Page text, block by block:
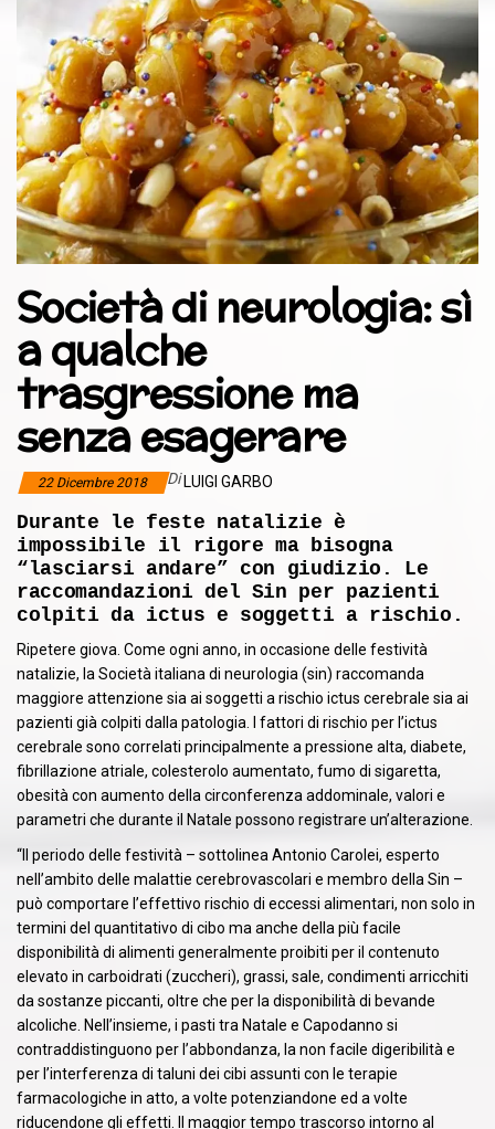
Società di neurologia: sì
a qualche
trasgressione ma
senza esagerare
22 Dicembre 2018 DiLUIGI GARBO
Durante le feste natalizie è
impossibile il rigore ma bisogna
“lasciarsi andare” con giudizio. Le
raccomandazioni del Sin per pazienti
colpiti da ictus e soggetti a rischio.
Ripetere giova. Come ogni anno, in occasione delle festività
natalizie, la Società italiana di neurologia (sin) raccomanda
maggiore attenzione sia ai soggetti a rischio ictus cerebrale sia ai
pazienti già colpiti dalla patologia. I fattori di rischio per l’ictus
cerebrale sono correlati principalmente a pressione alta, diabete,
fibrillazione atriale, colesterolo aumentato, fumo di sigaretta,
obesità con aumento della circonferenza addominale, valori e
parametri che durante il Natale possono registrare un’alterazione.
“Il periodo delle festività – sottolinea Antonio Carolei, esperto
nell’ambito delle malattie cerebrovascolari e membro della Sin –
può comportare l’effettivo rischio di eccessi alimentari, non solo in
termini del quantitativo di cibo ma anche della più facile
disponibilità di alimenti generalmente proibiti per il contenuto
elevato in carboidrati (zuccheri), grassi, sale, condimenti arricchiti
da sostanze piccanti, oltre che per la disponibilità di bevande
alcoliche. Nell’insieme, i pasti tra Natale e Capodanno si
contraddistinguono per l’abbondanza, la non facile digeribilità e
per l’interferenza di taluni dei cibi assunti con le terapie
farmacologiche in atto, a volte potenziandone ed a volte
riducendone gli effetti. Il maggior tempo trascorso intorno al